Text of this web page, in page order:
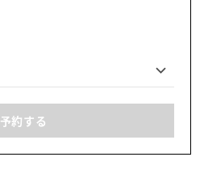
予約する